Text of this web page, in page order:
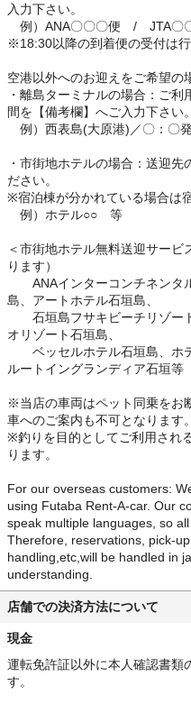
入力下さい。
例）ANA〇〇〇便 / JTA〇
※18:30以降の到着便の受付は行
空港以外へのお迎えをご希望の
・離島ターミナルの場合：ご
間を【備考欄】へご入力下さい。
例）西表島(大原港)／〇：〇発
・市街地ホテルの場合：送迎先
ださい。
※宿泊棟が分かれている場合は
例）ホテル○○ 等
＜市街地ホテル無料送迎サー
ります）
ANAインターコンチネンタ
島、アートホテル石垣島、
石垣島フサキビーチリゾー
オリゾート石垣島、
ベッセルホテル石垣島、ホテ
ルートイングランディア石垣等
※当店の車両はペット同乗をお
車へのご案内も不可となります
※釣りを目的としてご利用され
ります。
For our overseas customers:
using Futaba Rent-A-car. Our
speak multiple languages, so
Therefore, reservations, pick-
handling,etc,will be handled in
understanding.
店舗での決済方法について
現金
運転免許証以外に本人確認書類
す。